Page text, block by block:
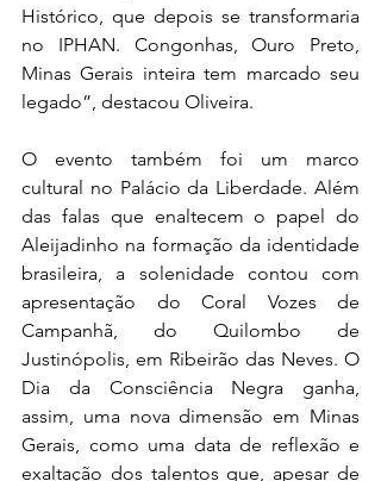
Histórico, que depois se transformaria
no IPHAN. Congonhas, Ouro Preto,
Minas Gerais inteira tem marcado seu
legado”, destacou Oliveira.
O evento também foi um marco
cultural no Palácio da Liberdade. Além
das falas que enaltecem o papel do
Aleijadinho na formação da identidade
brasileira, a solenidade contou com
apresentação do Coral Vozes de
Campanhã, do Quilombo de
Justinópolis, em Ribeirão das Neves. O
Dia da Consciência Negra ganha,
assim, uma nova dimensão em Minas
Gerais, como uma data de reflexão e
exaltação dos talentos que, apesar de